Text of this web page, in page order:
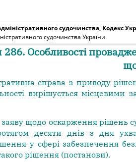
судочинства, Кодекс
судочинства України